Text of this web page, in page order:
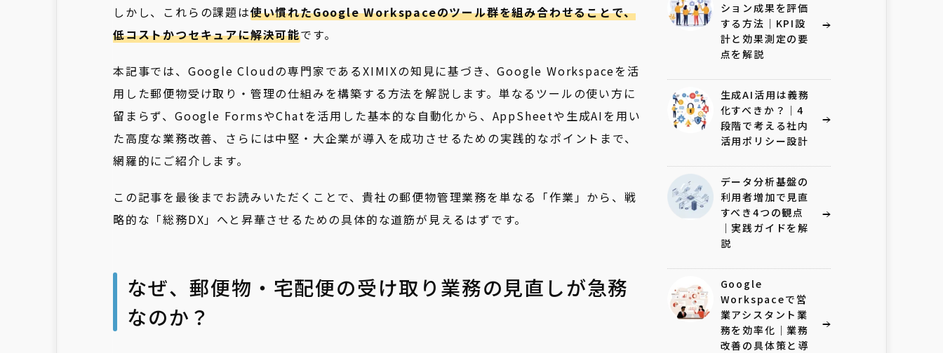
しかし、これらの課題は使い慣れたGoogle Workspaceのツール群を組み合わせることで、
低コストかつセキュアに解決可能です。
本記事では、Google Cloudの専門家であるXIMIXの知見に基づき、Google Workspaceを活
用した郵便物受け取り・管理の仕組みを構築する方法を解説します。単なるツールの使い方に
留まらず、Google FormsやChatを活用した基本的な自動化から、AppSheetや生成AIを用い
た高度な業務改善、さらには中堅・大企業が導入を成功させるための実践的なポイントまで、
網羅的にご紹介します。
この記事を最後までお読みいただくことで、貴社の郵便物管理業務を単なる「作業」から、戦
略的な「総務DX」へと昇華させるための具体的な道筋が見えるはずです。
なぜ、郵便物・宅配便の受け取り業務の見直しが急務
なのか？
ション成果を評価
する方法｜KPI設
計と効果測定の要
点を解説
生成AI活用は義務
化すべきか？｜4
段階で考える社内
活用ポリシー設計
データ分析基盤の
利用者増加で見直
すべき4つの観点
｜実践ガイドを解
説
Google
Workspaceで営
業アシスタント業
務を効率化｜業務
改善の具体策と導